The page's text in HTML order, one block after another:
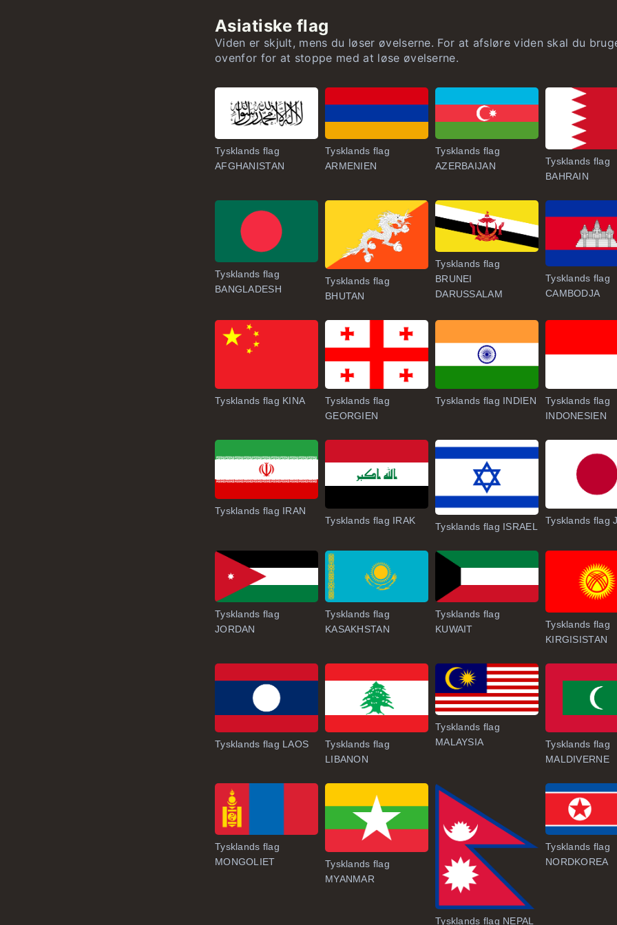
Asiatiske lande efter areal
Amerikanske lande efter areal
Oceaniske lande efter areal
Asiatiske flag
Viden er skjult, mens du løser øvelserne. For at afsløre viden skal du
ovenfor for at stoppe med at løse øvelserne.
Tysklands flag
AFGHANISTAN
Tysklands flag
ARMENIEN
Tysklands flag
AZERBAIJAN
Tysklands flag
BAHRAIN
Tysklands flag
BANGLADESH
Tysklands flag
BHUTAN
Tysklands flag
BRUNEI
DARUSSALAM
Tysklands flag
CAMBODJA
Tysklands flag KINA
Tysklands flag
GEORGIEN
Tysklands flag INDIEN
Tysklands flag
INDONESIEN
Tysklands flag IRAN
Tysklands flag IRAK
Tysklands flag ISRAEL
Tysklands flag
Tysklands flag
JORDAN
Tysklands flag
KASAKHSTAN
Tysklands flag
KUWAIT
Tysklands flag
KIRGISISTAN
Tysklands flag LAOS
Tysklands flag
LIBANON
Tysklands flag
MALAYSIA
Tysklands flag
MALDIVERNE
Tysklands flag
MONGOLIET
Tysklands flag
MYANMAR
Tysklands flag NEPAL
Tysklands flag
NORDKOREA